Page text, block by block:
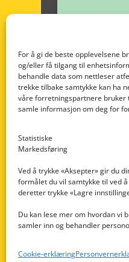
For å gi de beste opplevelsene
og/eller få tilgang til
behandle data som nettleser
trekke tilbake samtykke kan ha
våre forretningspartnere bruker
samle informasjon om deg for
Statistiske
Markedsføring
Ved å trykke «Aksepter» gir du
formålet du vil samtykke til ved
deretter trykke «Lagre
Du kan lese mer om hvordan vi
samler inn og behandler
Cookie-erklæring
Nedre
Org. nr: